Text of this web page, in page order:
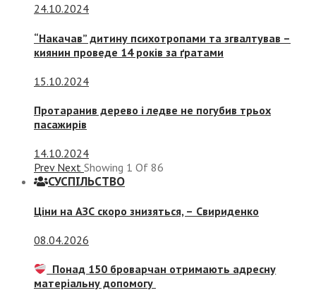
24.10.2024
“Накачав” дитину психотропами та згвалтував –
киянин проведе 14 років за ґратами
15.10.2024
Протаранив дерево і ледве не погубив трьох
пасажирів
14.10.2024
Prev Next Showing 1 Of 86
СУСПIЛЬСТВО
Ціни на АЗС скоро знизяться, – Свириденко
08.04.2026
Понад 150 броварчан отримають адресну
матеріальну допомогу